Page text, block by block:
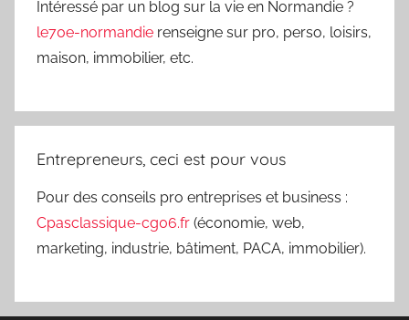
Intéressé par un blog sur la vie en Normandie ?
le70e-normandie renseigne sur pro, perso, loisirs,
maison, immobilier, etc.
Entrepreneurs, ceci est pour vous
Pour des conseils pro entreprises et business :
Cpasclassique-cg06.fr (économie, web,
marketing, industrie, bâtiment, PACA, immobilier).